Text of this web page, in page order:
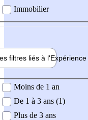
Immobilier
filtres liés à l'Expérience
demandée
Moins de 1 an
De 1 à 3 ans (1)
Plus de 3 ans